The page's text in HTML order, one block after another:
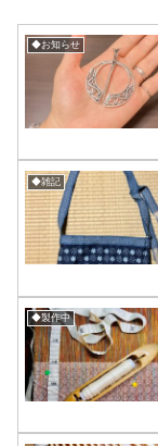
◆お知らせ
◆雑記
◆製作中